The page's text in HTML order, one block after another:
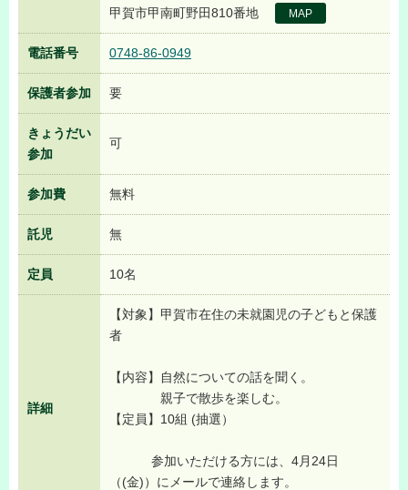
甲賀市甲南町野田810番地
MAP
電話番号 0748-86-0949
保護者参加 要
きょうだい
参加
可
参加費 無料
託児 無
定員 10名
詳細
【対象】甲賀市在住の未就園児の子どもと保護
者
【内容】自然についての話を聞く。
親子で散歩を楽しむ。
【定員】10組 (抽選）
参加いただける方には、4月24日
（(金)）にメールで連絡します。